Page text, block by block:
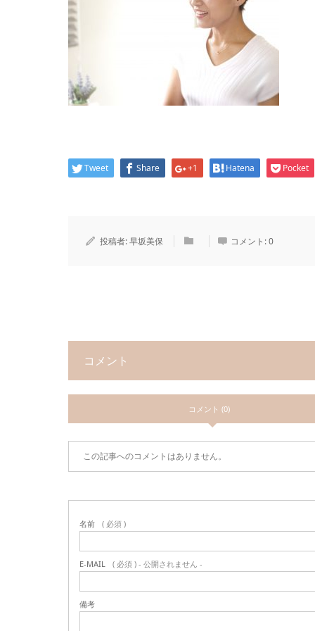
Tweet Share +1 Hatena Pocket
投稿者:早坂美保 コメント:0
コメント
コメント (0)
この記事へのコメントはありません。
名前 ( 必須 )
E-MAIL ( 必須 ) - 公開されません -
備考